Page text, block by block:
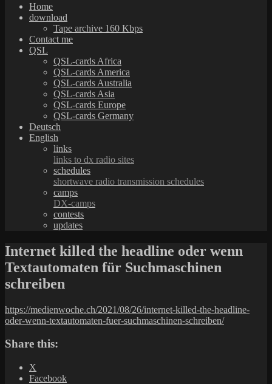
Home
download
Tape archive 160 Kbps
Contact me
QSL
QSL-cards Africa
QSL-cards America
QSL-cards Australia
QSL-cards Asia
QSL-cards Europe
QSL-cards Germany
Deutsch
English
links
links to dx radio sites
schedules
shortwave radio transmission schedules
camps
DX-camps
contests
updates
Internet killed the headline oder wenn
Textautomaten für Suchmaschinen
schreiben
https://medienwoche.ch/2021/08/26/internet-killed-the-headline-
oder-wenn-textautomaten-fuer-suchmaschinen-schreiben/
Share this:
X
Facebook